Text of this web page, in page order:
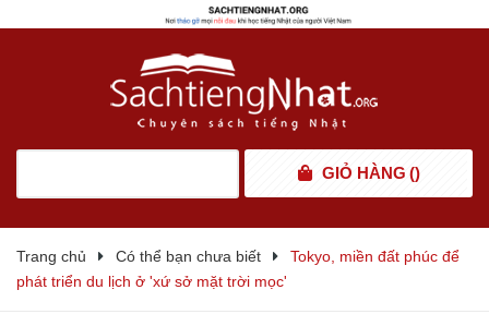
GIỎ HÀNG ()
Trang chủ Có thể bạn chưa biết
Tokyo, miền đất phúc để
phát triển du lịch ở 'xứ sở mặt trời mọc'